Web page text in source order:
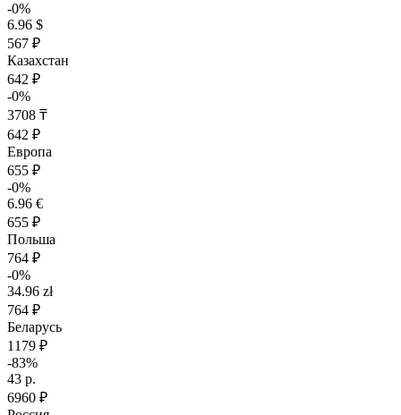
-0%
6.96 $
567 ₽
Казахстан
642 ₽
-0%
3708 ₸
642 ₽
Европа
655 ₽
-0%
6.96 €
655 ₽
Польша
764 ₽
-0%
34.96 zł
764 ₽
Беларусь
1179 ₽
-83%
43 р.
6960 ₽